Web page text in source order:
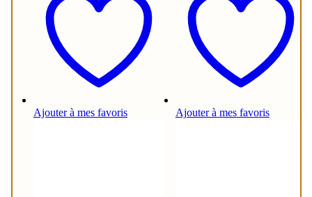
Ajouter à mes favoris Ajouter à mes favoris